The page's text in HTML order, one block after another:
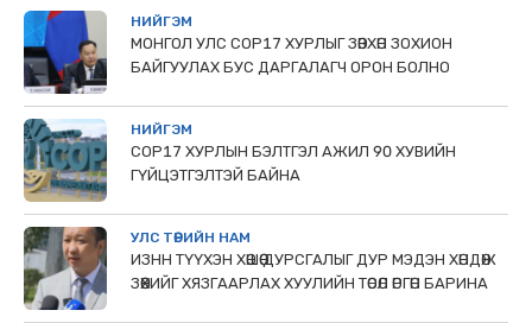
НИЙГЭМ
МОНГОЛ УЛС СОР17 ХУРЛЫГ ЗӨВХӨН ЗОХИОН
БАЙГУУЛАХ БУС ДАРГАЛАГЧ ОРОН БОЛНО
НИЙГЭМ
COP17 ХУРЛЫН БЭЛТГЭЛ АЖИЛ 90 ХУВИЙН
ГҮЙЦЭТГЭЛТЭЙ БАЙНА
УЛС ТӨРИЙН НАМ
ИЗНН ТҮҮХЭН ХӨШӨӨ ДУРСГАЛЫГ ДУР МЭДЭН ХӨНДӨЖ
ЗӨӨХИЙГ ХЯЗГААРЛАХ ХУУЛИЙН ТӨСӨЛ ӨРГӨН БАРИНА